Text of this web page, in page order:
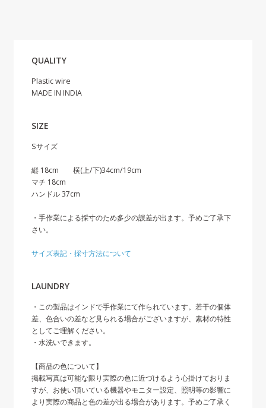
QUALITY
Plastic wire
MADE IN INDIA
SIZE
Sサイズ
縦 18cm 横(上/下)34cm/19cm
マチ 18cm
ハンドル 37cm
・手作業による採寸のため多少の誤差が出ます。予めご了承下
さい。
サイズ表記・採寸方法について
LAUNDRY
・この製品はインドで手作業にて作られています。若干の個体
差、色合いの差など見られる場合がございますが、素材の特性
としてご理解ください。
・水洗いできます。
【商品の色について】
掲載写真は可能な限り実際の色に近づけるよう心掛けておりま
すが、お使い頂いている機器やモニター設定、照明等の影響に
より実際の商品と色の差が出る場合があります。予めご了承く